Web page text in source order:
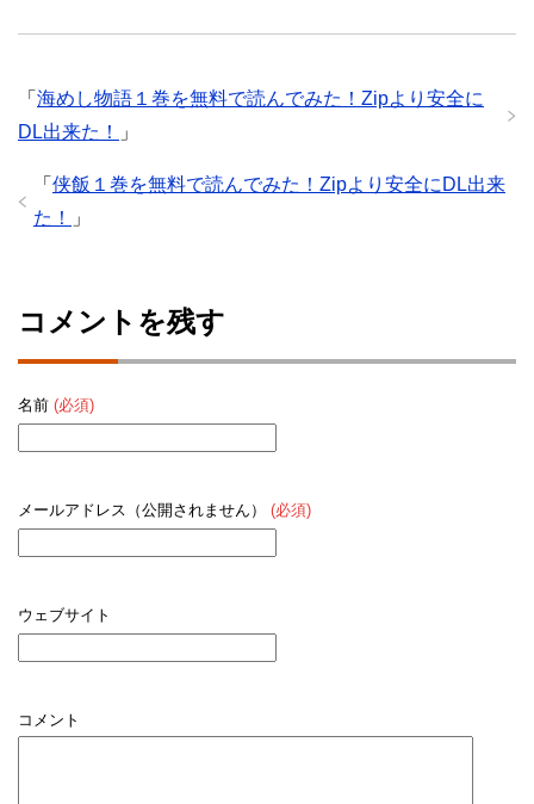
「 海めし物語１巻を無料で読んでみた！Zipより安全に
DL出来た！
」
「 侠飯１巻を無料で読んでみた！Zipより安全にDL出来
た！
」
コメントを残す
名前 (必須)
メールアドレス（公開されません） (必須)
ウェブサイト
コメント